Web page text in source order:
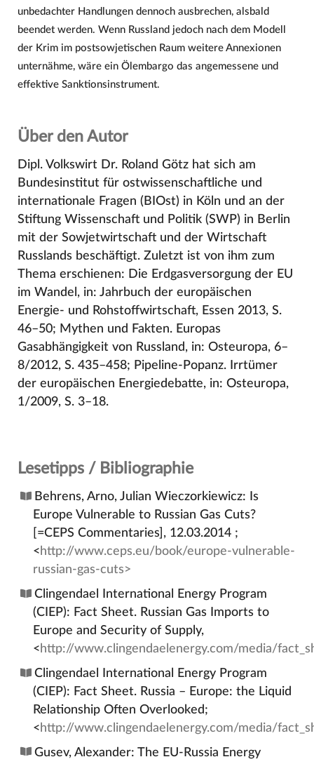
unbedachter Handlungen dennoch ausbrechen, alsbald
beendet werden. Wenn Russland jedoch nach dem Modell
der Krim im postsowjetischen Raum weitere Annexionen
unternähme, wäre ein Ölembargo das angemessene und
effektive Sanktionsinstrument.
Über den Autor
Dipl. Volkswirt Dr. Roland Götz hat sich am
Bundesinstitut für ostwissenschaftliche und
internationale Fragen (BIOst) in Köln und an der
Stiftung Wissenschaft und Politik (SWP) in Berlin
mit der Sowjetwirtschaft und der Wirtschaft
Russlands beschäftigt. Zuletzt ist von ihm zum
Thema erschienen: Die Erdgasversorgung der EU
im Wandel, in: Jahrbuch der europäischen
Energie- und Rohstoffwirtschaft, Essen 2013, S.
46–50; Mythen und Fakten. Europas
Gasabhängigkeit von Russland, in: Osteuropa, 6–
8/2012, S. 435–458; Pipeline-Popanz. Irrtümer
der europäischen Energiedebatte, in: Osteuropa,
1/2009, S. 3–18.
Lesetipps / Bibliographie
Behrens, Arno, Julian Wieczorkiewicz: Is
Europe Vulnerable to Russian Gas Cuts?
[=CEPS Commentaries], 12.03.2014 ;
< http://www.ceps.eu/book/europe-vulnerable-
russian-gas-cuts>
Clingendael International Energy Program
(CIEP): Fact Sheet. Russian Gas Imports to
Europe and Security of Supply,
< http://www.clingendaelenergy.com/media/
Clingendael International Energy Program
(CIEP): Fact Sheet. Russia – Europe: the Liquid
Relationship Often Overlooked;
< http://www.clingendaelenergy.com/media/
Gusev, Alexander: The EU-Russia Energy